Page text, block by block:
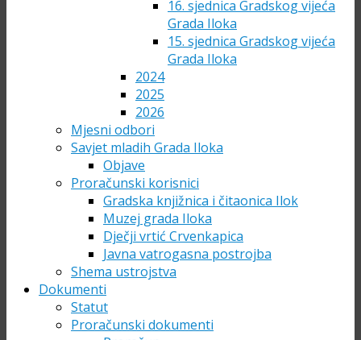
16. sjednica Gradskog vijeća
Grada Iloka
15. sjednica Gradskog vijeća
Grada Iloka
2024
2025
2026
Mjesni odbori
Savjet mladih Grada Iloka
Objave
Proračunski korisnici
Gradska knjižnica i čitaonica Ilok
Muzej grada Iloka
Dječji vrtić Crvenkapica
Javna vatrogasna postrojba
Shema ustrojstva
Dokumenti
Statut
Proračunski dokumenti